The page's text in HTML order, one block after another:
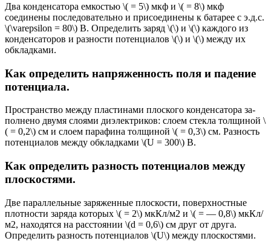
Два конденсатора емкостью \( = 5\) мкф и \( = 8\) мкф
соединены последовательно и присоединены к батарее с э.д.с.
\(\varepsilon = 80\) В. Определить заряд \(\) и \(\) каждого из
конденсаторов и разности потенциалов \(\) и \(\) между их
обкладками.
Как определить напряженность поля и падение
потенциала.
Пространство между пластинами плоского конденсатора за­
полнено двумя слоями диэлектриков: слоем стекла толщиной \
( = 0,2\) см и слоем парафина толщиной \( = 0,3\) см. Разность
потенциалов между обкладками \(U = 300\) В.
Как определить разность потенциалов между
плоскостями.
Две параллельные заряженные плоскости, по­верхностные
плотности заряда которых \( = 2\) мкКл/м2 и \( = — 0,8\) мкКл/
м2, находятся на расстоянии \(d = 0,6\) см друг от друга.
Определить разность потенциа­лов \(U\) между плоскостями.